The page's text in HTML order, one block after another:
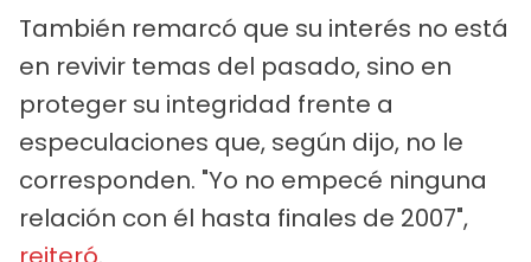
También remarcó que su interés no está
en revivir temas del pasado, sino en
proteger su integridad frente a
especulaciones que, según dijo, no le
corresponden. "Yo no empecé ninguna
relación con él hasta finales de 2007",